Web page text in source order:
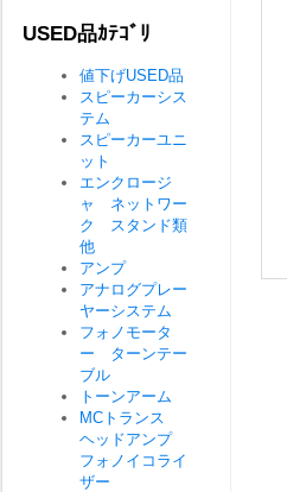
USED品ｶﾃｺﾞﾘ
値下げUSED品
スピーカーシス
テム
スピーカーユニ
ット
エンクロージ
ャ ネットワー
ク スタンド類
他
アンプ
アナログプレー
ヤーシステム
フォノモータ
ー ターンテー
ブル
トーンアーム
MCトランス
ヘッドアンプ
フォノイコライ
ザー